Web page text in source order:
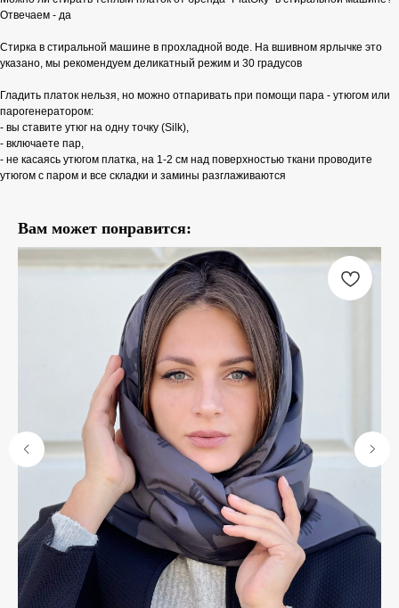
Отвечаем - да
Стирка в стиральной машине в прохладной воде. На вшивном ярлычке это
указано, мы рекомендуем деликатный режим и 30 градусов
Гладить платок нельзя, но можно отпаривать при помощи пара - утюгом или
парогенератором:
- вы ставите утюг на одну точку (Silk),
- включаете пар,
- не касаясь утюгом платка, на 1-2 см над поверхностью ткани проводите
утюгом с паром и все складки и замины разглаживаются
Вам может понравится: